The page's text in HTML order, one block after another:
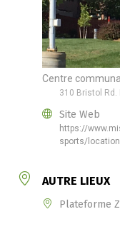
Centre
310 Bristol
Site Web
https://
sports/
AUTRE LIEUX
Plateforme